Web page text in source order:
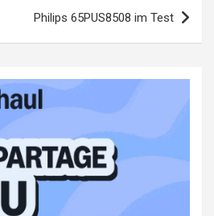
Philips 65PUS8508 im Test